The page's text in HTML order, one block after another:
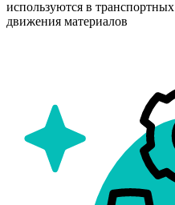
используются в
движения материалов